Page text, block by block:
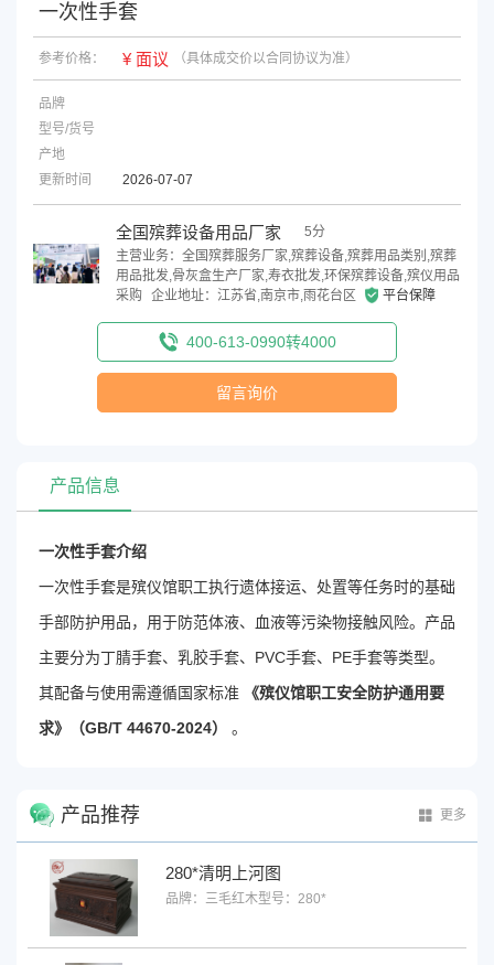
一次性手套
参考价格： ¥ 面议 （具体成交价以合同协议为准）
品牌
型号/货号
产地
更新时间
2026-07-07
全国殡葬设备用品厂家
5分
主营业务：全国殡葬服务厂家,殡葬设备,殡葬用品类别,殡葬
用品批发,骨灰盒生产厂家,寿衣批发,环保殡葬设备,殡仪用品
采购
企业地址：江苏省,南京市,雨花台区 平台保障
400-613-0990转4000
留言询价
产品信息
一次性手套介绍
一次性手套是殡仪馆职工执行遗体接运、处置等任务时的基础
手部防护用品，用于防范体液、血液等污染物接触风险。产品
主要分为丁腈手套、乳胶手套、PVC手套、PE手套等类型。
其配备与使用需遵循国家标准
《殡仪馆职工安全防护通用要
求》（GB/T 44670-2024）
。
产品推荐 更多
280*清明上河图
品牌：三毛红木型号：280*